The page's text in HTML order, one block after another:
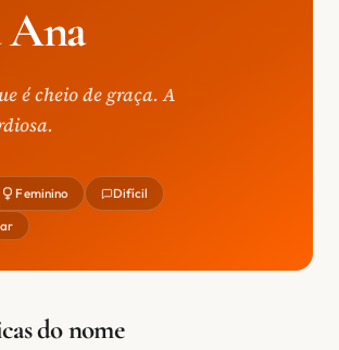
Ana
é cheio de graça. A
Feminino Difícil
do nome